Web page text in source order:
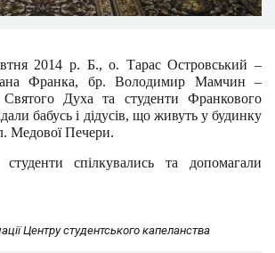
2014 р. Б., о. Тарас Островський –
Франка, бр. Володимир Мамчин –
Духа та студенти Франкового
бабусь і дідусів, що живуть у будинку
Медової Печери.
спілкувались та допомагали
Центру студентського капеланства